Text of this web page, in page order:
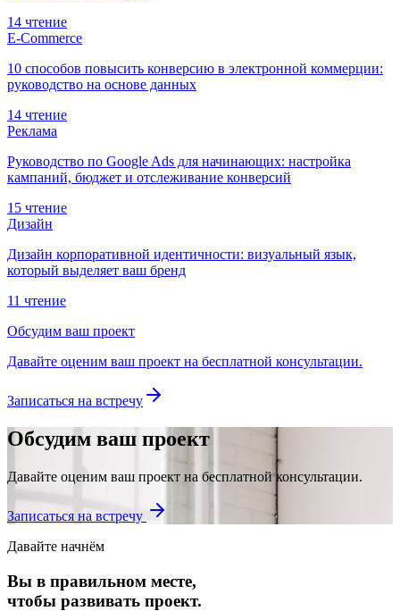
14 чтение
E-Commerce
10 способов повысить конверсию в электронной коммерции:
руководство на основе данных
14 чтение
Реклама
Руководство по Google Ads для начинающих: настройка
кампаний, бюджет и отслеживание конверсий
15 чтение
Дизайн
Дизайн корпоративной идентичности: визуальный язык,
который выделяет ваш бренд
11 чтение
Обсудим ваш проект
Давайте оценим ваш проект на бесплатной консультации.
Записаться на встречу
Обсудим ваш проект
Давайте оценим ваш проект на бесплатной консультации.
Записаться на встречу
Давайте начнём
Вы в правильном месте,
чтобы развивать проект.